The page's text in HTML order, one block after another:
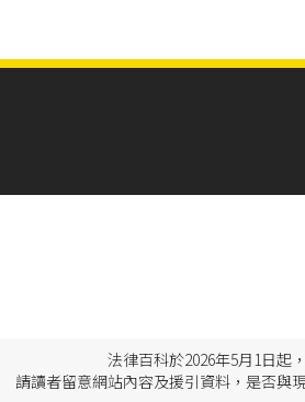
法律百科於2026年5月1日起
請讀者留意網站內容及援引資料，是否與